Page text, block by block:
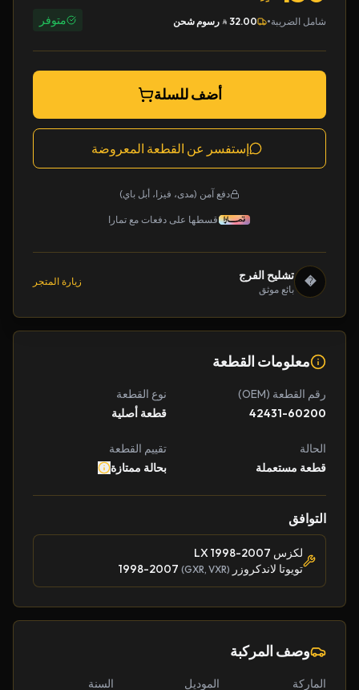
شامل الضريبة•
32.00 رسوم شحن متوفر
أضف للسلة
إستفسر عن القطعة المعروضة
دفع آمن (مدى، فيزا، أبل باي)
قسطها على دفعات مع تمارا
� تشليح الفرج
بائع موثق
زيارة المتجر
معلومات القطعة
رقم القطعة (OEM)
42431-60200
نوع القطعة
قطعة أصلية
الحالة
قطعة مستعملة
تقييم القطعة
بحالة ممتازة
التوافق
لكزس LX 1998-2007
تويوتا لاندكروزر (GXR, VXR)
وصف المركبة
الماركة الموديل السنة